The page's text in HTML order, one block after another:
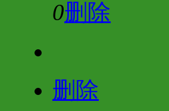
0删除
删除